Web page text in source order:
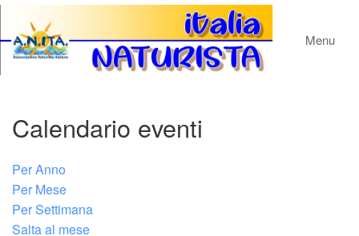
Menu
Calendario eventi
Per Anno
Per Mese
Per Settimana
Salta al mese